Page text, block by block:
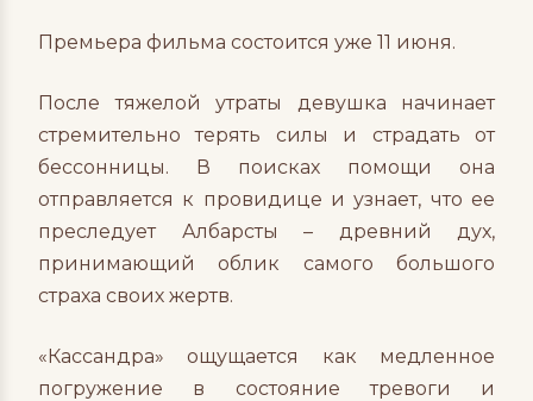
Премьера фильма состоится уже 11 июня.
После тяжелой утраты девушка начинает
стремительно терять силы и страдать от
бессонницы. В поисках помощи она
отправляется к провидице и узнает, что ее
преследует Албарсты – древний дух,
принимающий облик самого большого
страха своих жертв.
«Кассандра» ощущается как медленное
погружение в состояние тревоги и